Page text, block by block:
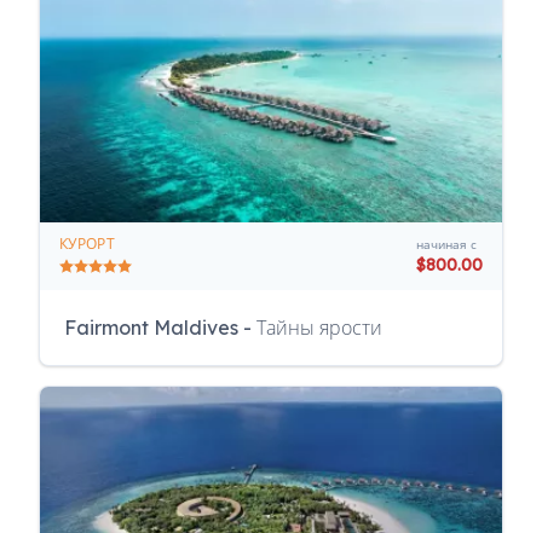
КУРОРТ начиная с
$800.00
Fairmont Maldives - Тайны ярости